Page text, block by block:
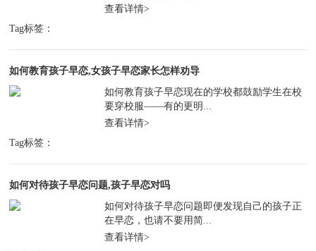
查看详情>
Tag标签：
如何教育孩子早恋,女孩子早恋家长怎样劝导
如何教育孩子早恋现在的学校都鼓励学生在校
要穿校服——有的更明...
查看详情>
Tag标签：
如何对待孩子早恋问题,孩子早恋对吗
如何对待孩子早恋问题即便发现自己的孩子正
在早恋，也请不要用简...
查看详情>